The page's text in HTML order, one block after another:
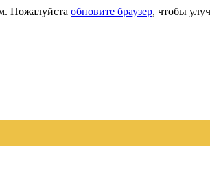
Пожалуйста обновите браузер, чтобы